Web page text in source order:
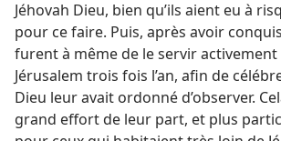
Jéhovah Dieu, bien qu’ils aient eu à
pour ce faire. Puis, après avoir
furent à même de le servir
Jérusalem trois fois l’an, afin de
Dieu leur avait ordonné d’observer.
grand effort de leur part, et plus